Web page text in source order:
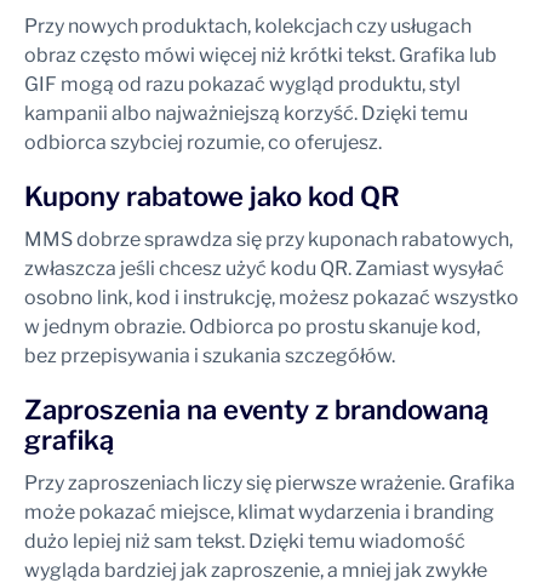
Przy nowych produktach, kolekcjach czy usługach
obraz często mówi więcej niż krótki tekst. Grafika lub
GIF mogą od razu pokazać wygląd produktu, styl
kampanii albo najważniejszą korzyść. Dzięki temu
odbiorca szybciej rozumie, co oferujesz.
Kupony rabatowe jako kod QR
MMS dobrze sprawdza się przy kuponach rabatowych,
zwłaszcza jeśli chcesz użyć kodu QR. Zamiast wysyłać
osobno link, kod i instrukcję, możesz pokazać wszystko
w jednym obrazie. Odbiorca po prostu skanuje kod,
bez przepisywania i szukania szczegółów.
Zaproszenia na eventy z brandowaną
grafiką
Przy zaproszeniach liczy się pierwsze wrażenie. Grafika
może pokazać miejsce, klimat wydarzenia i branding
dużo lepiej niż sam tekst. Dzięki temu wiadomość
wygląda bardziej jak zaproszenie, a mniej jak zwykłe